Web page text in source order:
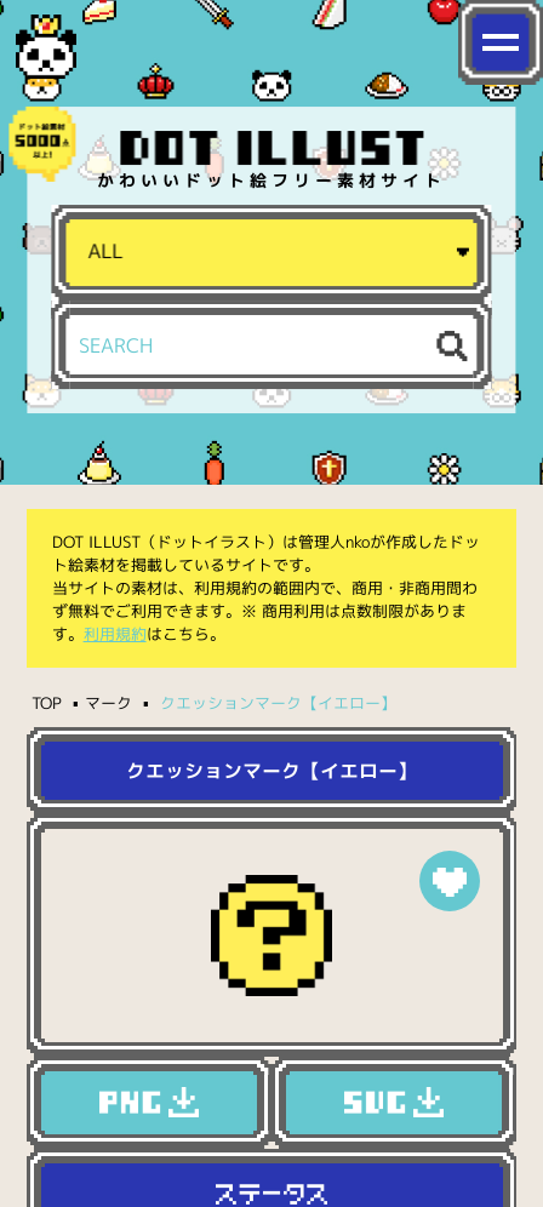
かわいいドット絵フリー素材サイト
DOT ILLUST（ドットイラスト）は管理人nkoが作成したドッ
ト絵素材を掲載しているサイトです。
当サイトの素材は、利用規約の範囲内で、商用・非商用問わ
ず無料でご利用できます。※ 商用利用は点数制限がありま
す。 利用規約はこちら。
TOP マーク クエッションマーク【イエロー】
クエッションマーク【イエロー】